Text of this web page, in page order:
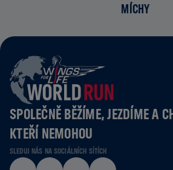
MÍCHY
SPOLEČNĚ BĚŽÍME, JEZDÍME A
KTEŘÍ NEMOHOU
SLEDUJ NÁS NA SOCIÁLNÍCH SÍTÍCH